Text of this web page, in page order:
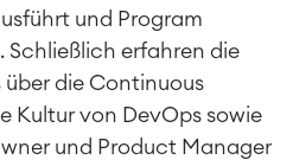
und Program
Schließlich erfahren die
die Continuous
Kultur von DevOps sowie
und Product Manager